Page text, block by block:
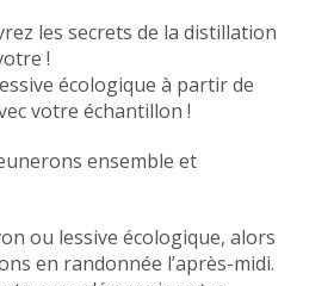
les secrets de la distillation
!
écologique à partir de
votre échantillon !
ensemble et
ou lessive écologique, alors
en randonnée l’après-midi.